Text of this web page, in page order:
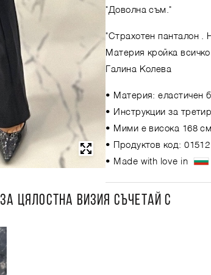
"Доволна съм."
"Страхотен панталон .
Материя кройка
Галина Колева
• Материя: еластичен
• Инструкции за
• Мими е висока 168
• Продуктов код: 01512
• Made with love in
ЗА ЦЯЛОСТНА ВИЗИЯ СЪЧЕТАЙ С